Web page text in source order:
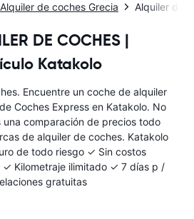
Alquiler de coches Grecia Alquiler de
DE COCHES |
Katakolo
Encuentre un coche de alquiler
Coches Express en Katakolo. No
una comparación de precios todo
de alquiler de coches. Katakolo
de todo riesgo ✓ Sin costos
Kilometraje ilimitado ✓ 7 días p /
gratuitas